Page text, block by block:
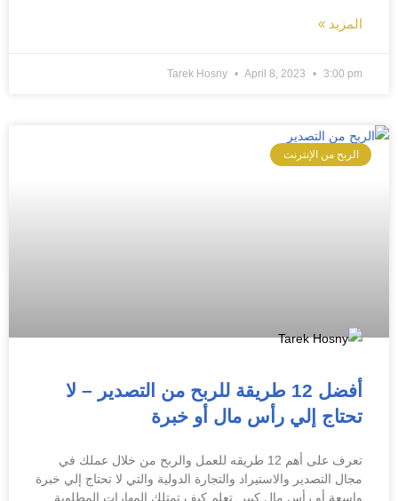
المزيد »
Tarek Hosny April 8, 2023 3:00 pm
الربح من الإنترنت
أفضل 12 طريقة للربح من التصدير – لا
تحتاج إلي رأس مال أو خبرة
تعرف على أهم 12 طريقه للعمل والربح من خلال عملك في
مجال التصدير والاستيراد والتجارة الدولية والتي لا تحتاج إلي خبرة
واسعة أو رأس مال كبير. تعلم كيف تمتلك المهارات المطلوبة